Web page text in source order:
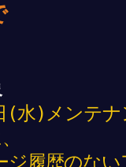
(水)メンテ
ジ履歴のな